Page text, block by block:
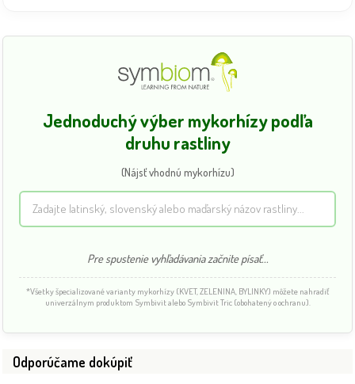
Jednoduchý výber mykorhízy podľa
druhu rastliny
(Nájsť vhodnú mykorhízu)
Pre spustenie vyhľadávania začnite písať...
*Všetky špecializované varianty mykorhízy (KVET, ZELENINA, BYLINKY) môžete nahradiť
univerzálnym produktom Symbivit alebo Symbivit Tric (obohatený o ochranu).
Odporúčame dokúpiť